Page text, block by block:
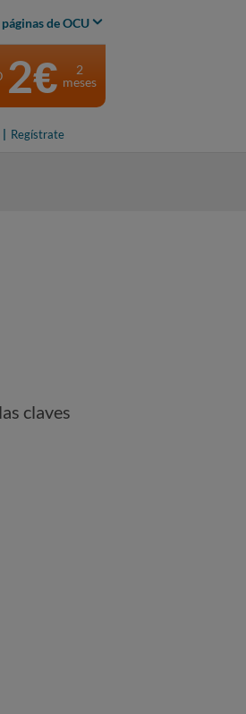
de OCU
Regístrate
2€
2
meses
claves